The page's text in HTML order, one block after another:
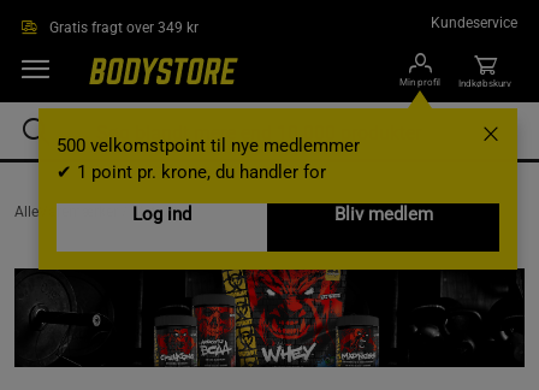
Gratis fragt over 349 kr Kundeservice
Min profil
500 velkomstpoint til nye medlemmer
✔ 1 point pr. krone, du handler for
Log ind
Bliv medlem
Indkøbskurv
AlleVaremærker / Mutant